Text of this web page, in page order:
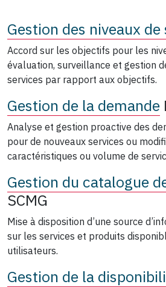
Gestion des niveaux de
Accord sur les objectifs pour les
évaluation, surveillance et gestion
services par rapport aux objectifs.
Gestion de la demande
Analyse et gestion proactive des
pour de nouveaux services ou
caractéristiques ou volume de
Gestion du catalogue
SCMG
Mise à disposition d’une source
sur les services et produits
utilisateurs.
Gestion de la